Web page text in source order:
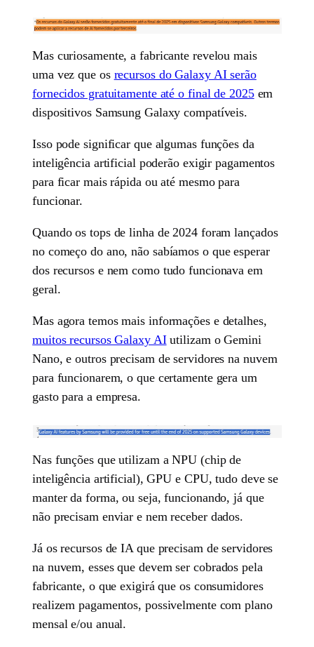
Mas curiosamente, a fabricante revelou mais
uma vez que os recursos do Galaxy AI serão
fornecidos gratuitamente até o final de 2025em
dispositivos Samsung Galaxy compatíveis.
Isso pode significar que algumas funções da
inteligência artificial poderão exigir pagamentos
para ficar mais rápida ou até mesmo para
funcionar.
Quando os tops de linha de 2024 foram lançados
no começo do ano, não sabíamos o que esperar
dos recursos e nem como tudo funcionava em
geral.
Mas agora temos mais informações e detalhes,
muitos recursos Galaxy AIutilizam o Gemini
Nano, e outros precisam de servidores na nuvem
para funcionarem, o que certamente gera um
gasto para a empresa.
Nas funções que utilizam a NPU (chip de
inteligência artificial), GPU e CPU, tudo deve se
manter da forma, ou seja, funcionando, já que
não precisam enviar e nem receber dados.
Já os recursos de IA que precisam de servidores
na nuvem, esses que devem ser cobrados pela
fabricante, o que exigirá que os consumidores
realizem pagamentos, possivelmente com plano
mensal e/ou anual.